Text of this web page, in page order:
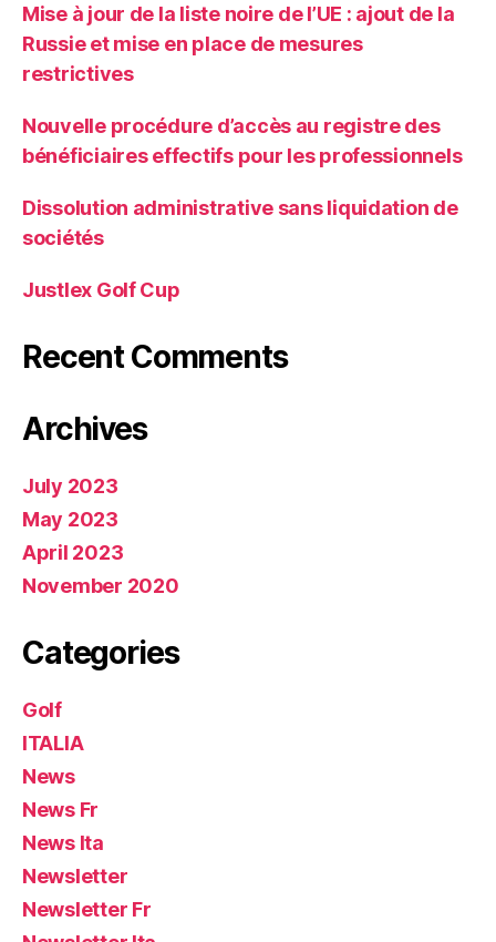
Mise à jour de la liste noire de l’UE : ajout de la
Russie et mise en place de mesures
restrictives
Nouvelle procédure d’accès au registre des
bénéficiaires effectifs pour les professionnels
Dissolution administrative sans liquidation de
sociétés
Justlex Golf Cup
Recent Comments
Archives
July 2023
May 2023
April 2023
November 2020
Categories
Golf
ITALIA
News
News Fr
News Ita
Newsletter
Newsletter Fr